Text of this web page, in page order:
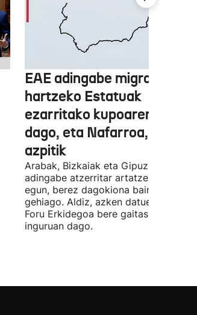
EAE adingabe
hartzeko Estatuak
ezarritako kupoaren
dago, eta Nafarroa, berriz,
azpitik
Arabak, Bizkaiak eta Gipuzkoak 843
adingabe atzerritar artatzen dituzte
egun, berez dagokiona baino 65
gehiago. Aldiz, azken datuen arabera,
Foru Erkidegoa bere gaitasunaren %
inguruan dago.